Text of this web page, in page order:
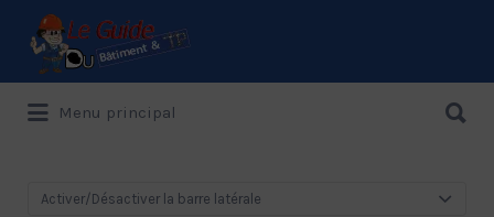
Le Guide de référence depuis 1995
Rechercher:
Menu principal
Activer/Désactiver la barre latérale